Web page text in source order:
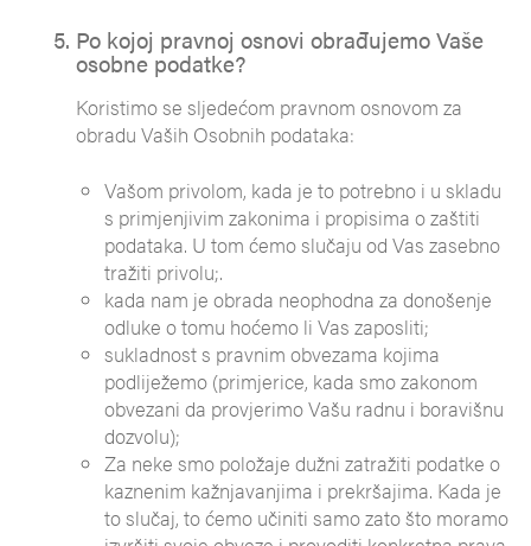
Po kojoj pravnoj osnovi obrađujemo Vaše
osobne podatke?
Koristimo se sljedećom pravnom osnovom za
obradu Vaših Osobnih podataka:
Vašom privolom, kada je to potrebno i u skladu
s primjenjivim zakonima i propisima o zaštiti
podataka. U tom ćemo slučaju od Vas zasebno
tražiti privolu;.
kada nam je obrada neophodna za donošenje
odluke o tomu hoćemo li Vas zaposliti;
sukladnost s pravnim obvezama kojima
podliježemo (primjerice, kada smo zakonom
obvezani da provjerimo Vašu radnu i boravišnu
dozvolu);
Za neke smo položaje dužni zatražiti podatke o
kaznenim kažnjavanjima i prekršajima. Kada je
to slučaj, to ćemo učiniti samo zato što moramo